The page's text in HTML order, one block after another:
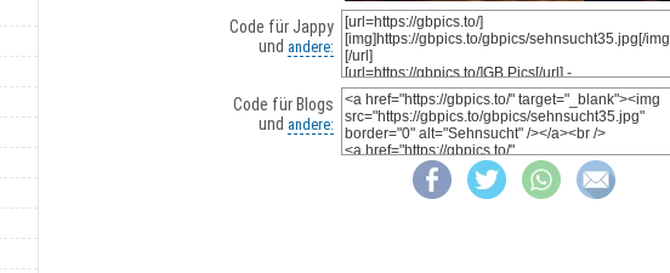
Code für Jappy
und andere:
Code für Blogs
und andere: